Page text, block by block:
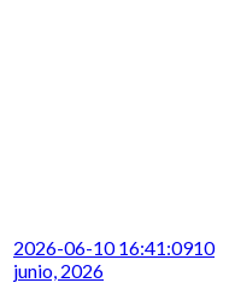
2026-06-10 16:41:0910
junio, 2026